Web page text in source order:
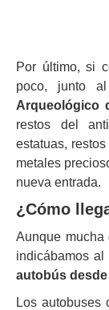
Por último, si
poco, junto
Arqueológico
restos del
estatuas,
metales
nueva entrada.
¿Cómo
Aunque mucha
indicábamos al
autobús
Los autobuses